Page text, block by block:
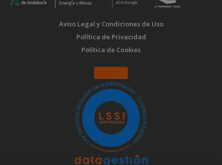
Aviso Legal y Condiciones de Uso
Política de Privacidad
Política de Cookies